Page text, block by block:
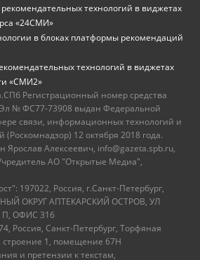
технологий в виджетах
«24СМИ»
в блоках платформы рекомендаций
технологий в виджетах
«СМИ2»
Регистрационный номер средства
№ ФС77-73908 выдан Федеральной
связи, информационных технологий и
12 октября 2018 года.
Ярослав Алексеевич, info@gazeta.spb.ru,
АО "Открытые Медиа",
197022, Россия, г.Санкт-Петербург,
ОКРУГ АПТЕКАРСКИЙ ОСТРОВ, УЛ
ОФИС 316
Россия, Санкт-Петербург, Торфяная
строение 1, помещение 67Н
и претензии к текстам,